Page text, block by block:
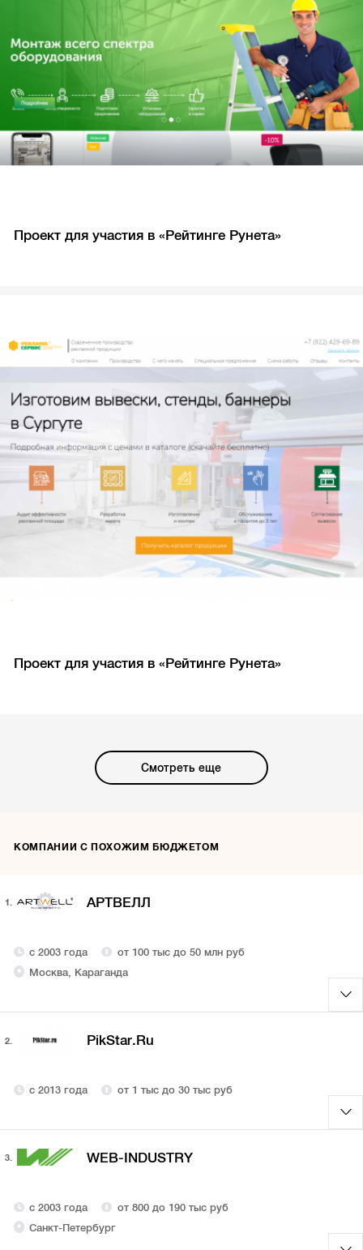
Проект для участия в «Рейтинге Рунета»
Проект для участия в «Рейтинге Рунета»
Смотреть еще
КОМПАНИИ С ПОХОЖИМ БЮДЖЕТОМ
1. АРТВЕЛЛ
с 2003 года
от 100 тыс до 50 млн руб
Москва, Караганда
2. PikStar.Ru
с 2013 года от 1 тыс до 30 тыс руб
3. WEB-INDUSTRY
с 2003 года
от 800 до 190 тыс руб
Санкт-Петербург